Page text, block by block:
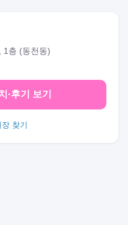
1층 (동천동)
·후기 보기
찾기